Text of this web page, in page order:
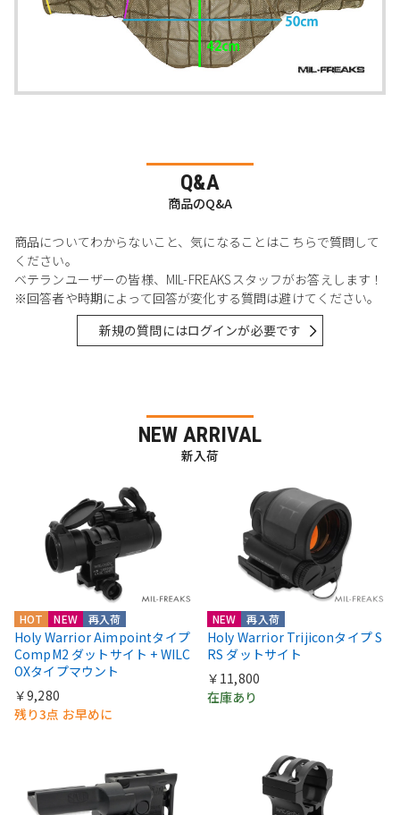
Q&A
商品のQ&A
商品についてわからないこと、気になることはこちらで質問して
ください。
ベテランユーザーの皆様、MIL-FREAKSスタッフがお答えします！
※回答者や時期によって回答が変化する質問は避けてください。
新規の質問にはログインが必要です
NEW ARRIVAL
新入荷
HOT NEW 再入荷
Holy Warrior Aimpointタイプ
CompM2 ダットサイト + WILC
OXタイプマウント
￥9,280
残り3点 お早めに
NEW 再入荷
Holy Warrior Trijiconタイプ S
RS ダットサイト
￥11,800
在庫あり